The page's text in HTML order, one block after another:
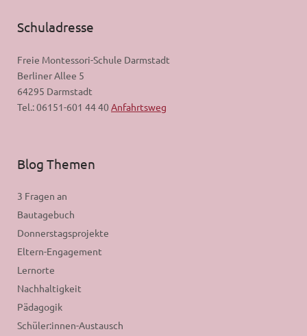
Schuladresse
Freie Montessori-Schule Darmstadt
Berliner Allee 5
64295 Darmstadt
Tel.: 06151-601 44 40Anfahrtsweg
Blog Themen
3 Fragen an
Bautagebuch
Donnerstagsprojekte
Eltern-Engagement
Lernorte
Nachhaltigkeit
Pädagogik
Schüler:innen-Austausch